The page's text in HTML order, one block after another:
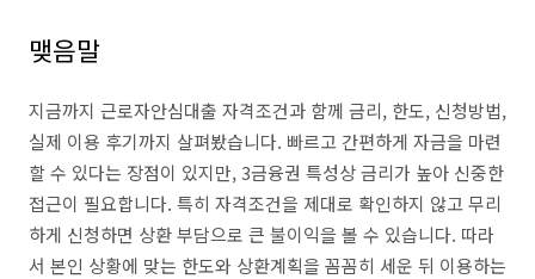
맺음말
지금까지 근로자안심대출 자격조건과 함께 금리, 한도, 신청방법,
실제 이용 후기까지 살펴봤습니다. 빠르고 간편하게 자금을 마련
할 수 있다는 장점이 있지만, 3금융권 특성상 금리가 높아 신중한
접근이 필요합니다. 특히 자격조건을 제대로 확인하지 않고 무리
하게 신청하면 상환 부담으로 큰 불이익을 볼 수 있습니다. 따라
서 본인 상황에 맞는 한도와 상환계획을 꼼꼼히 세운 뒤 이용하는